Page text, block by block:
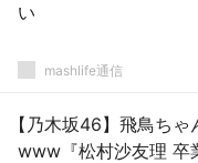
い
mashlife通信
【乃木坂46】飛鳥ち
www『松村沙友理 卒